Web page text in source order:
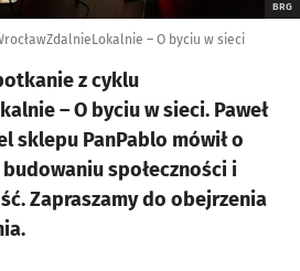
BRG
– O byciu w sieci
z cyklu
– O byciu w sieci. Paweł
sklepu PanPablo mówił o
społeczności i
Zapraszamy do obejrzenia